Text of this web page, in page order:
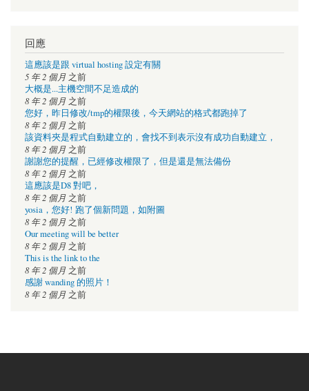
回應
這應該是跟 virtual hosting 設定有關
5 年 2 個月 之前
大概是...主機空間不足造成的
8 年 2 個月 之前
您好，昨日修改/tmp的權限後，今天網站的格式都跑掉了
8 年 2 個月 之前
該資料夾是程式自動建立的，會找不到表示沒有成功自動建立，
8 年 2 個月 之前
謝謝您的提醒，已經修改權限了，但是還是無法備份
8 年 2 個月 之前
這應該是D8 對吧，
8 年 2 個月 之前
yosia，您好! 跑了個新問題，如附圖
8 年 2 個月 之前
Our meeting will be better
8 年 2 個月 之前
This is the link to the
8 年 2 個月 之前
感謝 wanding 的照片！
8 年 2 個月 之前